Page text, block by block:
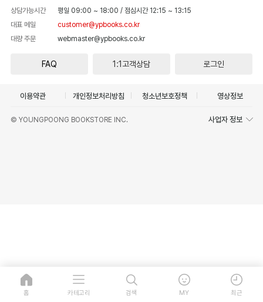
상담가능시간 평일 09:00 ~ 18:00 / 점심시간 12:15 ~ 13:15
대표 메일
customer@ypbooks.co.kr
대량 주문
webmaster@ypbooks.co.kr
FAQ 1:1고객상담 로그인
이용약관 개인정보처리방침 청소년보호정책 영상정보
© YOUNGPOONG BOOKSTORE INC. 사업자 정보
홈 카테고리 검색 MY 최근